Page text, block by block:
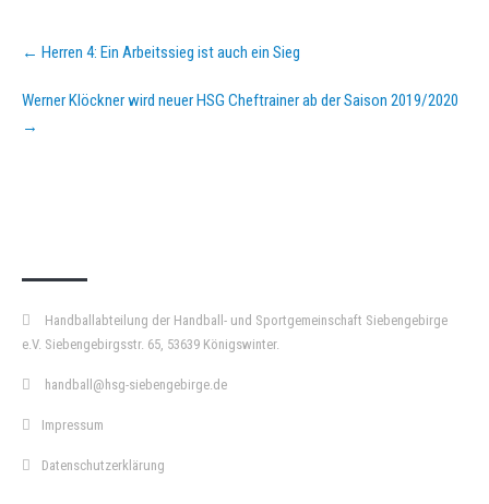
Post
navigation
← Herren 4: Ein Arbeitssieg ist auch ein Sieg
Werner Klöckner wird neuer HSG Cheftrainer ab der Saison 2019/2020
→
Handballabteilung der Handball- und Sportgemeinschaft Siebengebirge
e.V. Siebengebirgsstr. 65, 53639 Königswinter.
handball@hsg-siebengebirge.de
Impressum
Datenschutzerklärung